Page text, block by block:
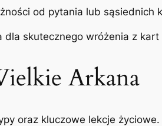
od pytania lub sąsiednich
skutecznego wróżenia z kart
Arkana
oraz kluczowe lekcje życiowe.